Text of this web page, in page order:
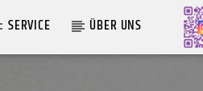
SERVICE ÜBER UNS